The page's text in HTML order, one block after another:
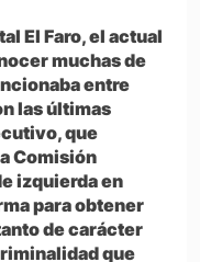
El Faro, el actual
muchas de
entre
las últimas
que
Comisión
izquierda en
para obtener
de carácter
que